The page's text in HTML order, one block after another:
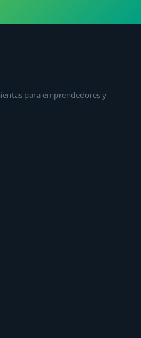
para emprendedores y